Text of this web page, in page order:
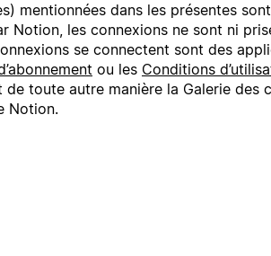
mentionnées dans les présentes
les connexions ne sont ni
se connectent sont des
ou les Conditions
toute autre manière la Galerie des
Notion.